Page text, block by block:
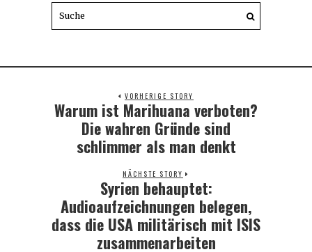
VORHERIGE STORY
Previous
post:
Warum ist Marihuana verboten?
Die wahren Gründe sind
schlimmer als man denkt
NÄCHSTE STORY
Next
Syrien behauptet:
Audioaufzeichnungen belegen,
dass die USA militärisch mit ISIS
zusammenarbeiten